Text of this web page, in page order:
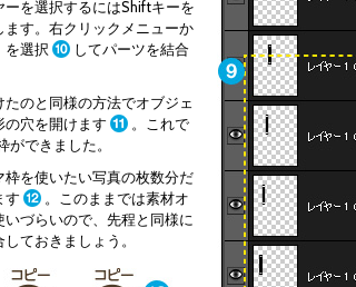
ーを選択するにはShiftキーを
す。右クリックメニューか
を選択
してパーツを結合
のと同様の方法でオブジェ
の穴を開けます
。これで
ができました。
を使いたい写真の枚数分だ
す
。このままでは素材オ
づらいので、先程と同様に
ておきましょう。